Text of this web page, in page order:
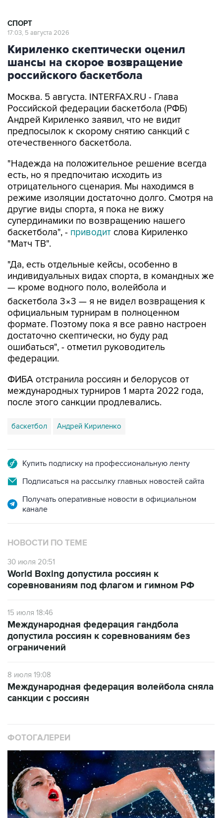
СПОРТ
17:03, 5 августа 2026
Кириленко скептически оценил
шансы на скорое возвращение
российского баскетбола
Москва. 5 августа. INTERFAX.RU - Глава
Российской федерации баскетбола (РФБ)
Андрей Кириленко заявил, что не видит
предпосылок к скорому снятию санкций с
отечественного баскетбола.
"Надежда на положительное решение всегда
есть, но я предпочитаю исходить из
отрицательного сценария. Мы находимся в
режиме изоляции достаточно долго. Смотря на
другие виды спорта, я пока не вижу
супердинамики по возвращению нашего
баскетбола", - приводит слова Кириленко
"Матч ТВ".
"Да, есть отдельные кейсы, особенно в
индивидуальных видах спорта, в командных же
— кроме водного поло, волейбола и
баскетбола 3×3 — я не видел возвращения к
официальным турнирам в полноценном
формате. Поэтому пока я все равно настроен
достаточно скептически, но буду рад
ошибаться", - отметил руководитель
федерации.
ФИБА отстранила россиян и белорусов от
международных турниров 1 марта 2022 года,
после этого санкции продлевались.
баскетбол Андрей Кириленко
Купить подписку на профессиональную ленту
Подписаться на рассылку главных новостей сайта
Получать оперативные новости в официальном
канале
НОВОСТИ ПО ТЕМЕ
30 июля 20:51
World Boxing допустила россиян к
соревнованиям под флагом и гимном РФ
15 июля 18:46
Международная федерация гандбола
допустила россиян к соревнованиям без
ограничений
8 июля 19:08
Международная федерация волейбола сняла
санкции с россиян
ФОТОГАЛЕРЕИ